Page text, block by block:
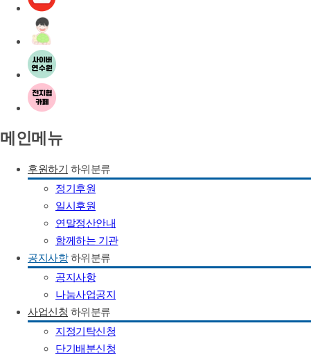
메인메뉴
후원하기 하위분류
정기후원
일시후원
연말정산안내
함께하는 기관
공지사항 하위분류
공지사항
나눔사업공지
사업신청 하위분류
지정기탁신청
단기배분신청